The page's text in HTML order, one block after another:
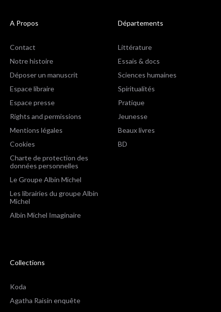
A Propos
Contact
Notre histoire
Déposer un manuscrit
Espace libraire
Espace presse
Rights and permissions
Mentions légales
Cookies
Charte de protection des
données personnelles
Le Groupe Albin Michel
Les librairies du groupe Albin
Michel
Albin Michel Imaginaire
Départements
Littérature
Essais & docs
Sciences humaines
Spiritualités
Pratique
Jeunesse
Beaux livres
BD
Collections
Koda
Agatha Raisin enquête